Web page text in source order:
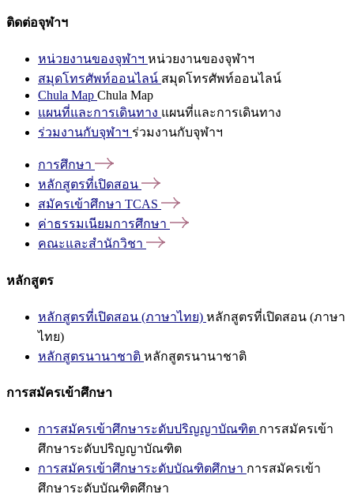
ติดต่อจุฬาฯ
หน่วยงานของจุฬาฯ หน่วยงานของจุฬาฯ
สมุดโทรศัพท์ออนไลน์ สมุดโทรศัพท์ออนไลน์
Chula Map Chula Map
แผนที่และการเดินทาง แผนที่และการเดินทาง
ร่วมงานกับจุฬาฯ ร่วมงานกับจุฬาฯ
การศึกษา
หลักสูตรที่เปิดสอน
สมัครเข้าศึกษา TCAS
ค่าธรรมเนียมการศึกษา
คณะและสำนักวิชา
หลักสูตร
หลักสูตรที่เปิดสอน (ภาษาไทย) หลักสูตรที่เปิดสอน (ภาษา
ไทย)
หลักสูตรนานาชาติ หลักสูตรนานาชาติ
การสมัครเข้าศึกษา
การสมัครเข้าศึกษาระดับปริญญาบัณฑิต การสมัครเข้า
ศึกษาระดับปริญญาบัณฑิต
การสมัครเข้าศึกษาระดับบัณฑิตศึกษา การสมัครเข้า
ศึกษาระดับบัณฑิตศึกษา